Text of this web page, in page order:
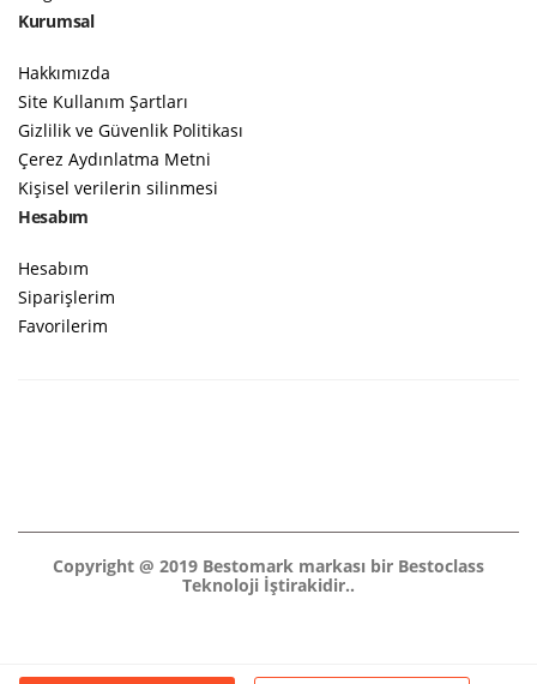
Kurumsal
Hakkımızda
Site Kullanım Şartları
Gizlilik ve Güvenlik Politikası
Çerez Aydınlatma Metni
Kişisel verilerin silinmesi
Hesabım
Hesabım
Siparişlerim
Favorilerim
Copyright @ 2019 Bestomark markası bir Bestoclass
Teknoloji İştirakidir..